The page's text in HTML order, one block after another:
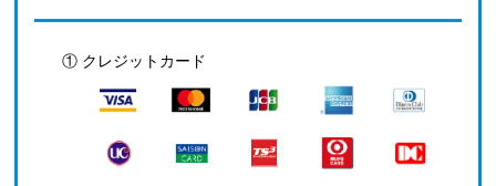
① クレジットカード